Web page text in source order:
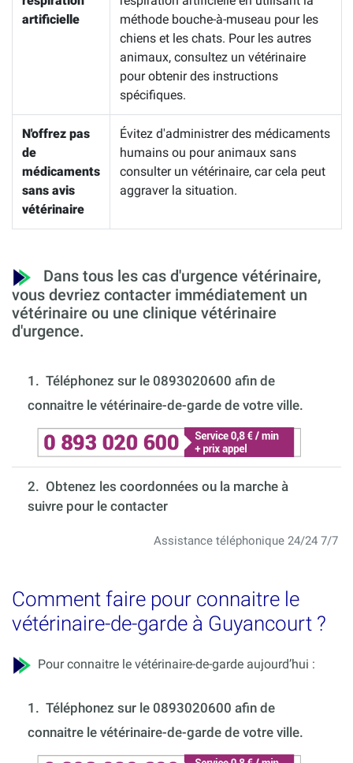
artificielle
méthode bouche-à-museau pour les
chiens et les chats. Pour les autres
animaux, consultez un vétérinaire
pour obtenir des instructions
spécifiques.
N'offrez pas
de
médicaments
sans avis
vétérinaire
Évitez d'administrer des médicaments
humains ou pour animaux sans
consulter un vétérinaire, car cela peut
aggraver la situation.
Dans tous les cas d'urgence vétérinaire,
vous devriez contacter immédiatement un
vétérinaire ou une clinique vétérinaire
d'urgence.
1. Téléphonez sur le 0893020600 afin de
connaitre le vétérinaire-de-garde de votre ville.
2. Obtenez les coordonnées ou la marche à
suivre pour le contacter
Assistance téléphonique 24/24 7/7
Comment faire pour connaitre le
vétérinaire-de-garde à Guyancourt ?
Pour connaitre le vétérinaire-de-garde aujourd’hui :
1. Téléphonez sur le 0893020600 afin de
connaitre le vétérinaire-de-garde de votre ville.